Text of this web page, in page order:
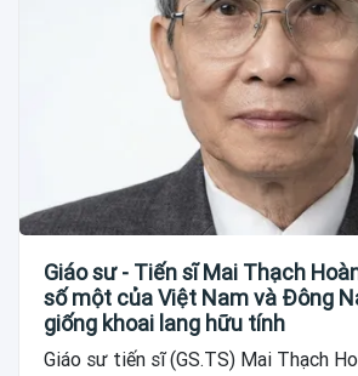
Giáo sư - Tiến sĩ Mai Thạch
số một của Việt Nam và Đông
giống khoai lang hữu tính
Giáo sư tiến sĩ (GS.TS) Mai Thạch